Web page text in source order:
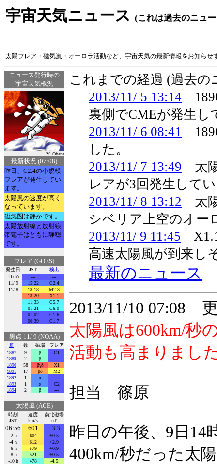
宇宙天気ニュース (これは過去のニュ
太陽フレア・磁気嵐・オーロラ活動など、宇宙天気の最新情報をお知らせ
ニュース発行時の
宇宙天気概況
Y. Obana
最新状況 (07:08)
昨日、C2.4の小規模
フレアが発生してい
ます。
太陽風の速度が高く
なっています。
磁気圏は静かです。
太陽放射線と放射線
帯電子はともに静穏
です。
フレア (GOES)
発生日 JST
検出
11/10
---
---
11/ 9
15:22
C2.4
11/ 8
18:18
M2.3
13:20
X1.1
11:33
C5.7
01:21
C6.0
01:02
C1.6
00:39
C1.7
黒点 11/ 9 (NOAA)
群 数 磁場
フレア
1887
9 β
C1
1889
2 β
---
1890
58 βγδ
X1
1891
17 βδ
M2
1892
1 α
---
1893
1 α
C2
1894
2 β ---
太陽風 (ACE)
時刻
JST
速度
km/s
南北磁場
nT
06:56 601 +3.3
-2 h 604
+0.5
-4 h
612
+2.9
-6 h
579
+0.9
-8 h
521
+0.5
-10 h
478
-4.5
これまでの経過 (過去
2013/11/ 5 13:14
裏側でCMEが発生し
2013/11/ 6 08:41
した。
2013/11/ 7 13:49 太
レアが3回発生して
2013/11/ 8 13:12 太
シベリア上空のオー
2013/11/ 9 11:45
高速太陽風が到来し
最新のニュース
2013/11/10 07:08
太陽風は600km/秒
活動も高まりまし
担当 篠原
昨日の午後、9日14
400km/秒だった太